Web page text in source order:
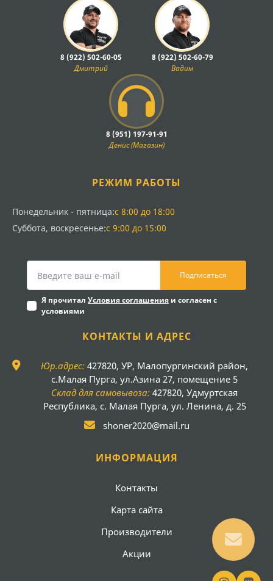
8 (922) 502-60-05
Дмитрий
8 (922) 502-60-79
Вадим
8 (951) 197-91-91
Денис (Магазин)
РЕЖИМ РАБОТЫ
Понедельник - пятница:с 8:00 до 18:00
Суббота, воскресенье:с 9:00 до 15:00
Подписаться
Я прочитал Условия соглашения и согласен с
условиями
КОНТАКТЫ И АДРЕС
Юр.адрес: 427820, УР, Малопургинский район,
с.Малая Пурга, ул.Азина 27, помещение 5
Склад для самовывоза: 427820, Удмуртская
Республика, с. Малая Пурга, ул. Ленина, д. 25
shoner2020@mail.ru
ИНФОРМАЦИЯ
Контакты
Карта сайта
Производители
Акции